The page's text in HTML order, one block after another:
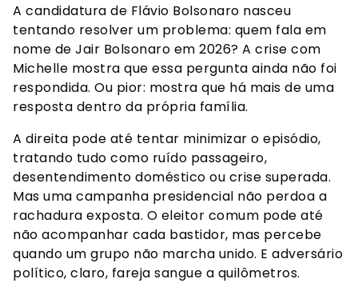
A candidatura de Flávio Bolsonaro nasceu
tentando resolver um problema: quem fala em
nome de Jair Bolsonaro em 2026? A crise com
Michelle mostra que essa pergunta ainda não foi
respondida. Ou pior: mostra que há mais de uma
resposta dentro da própria família.
A direita pode até tentar minimizar o episódio,
tratando tudo como ruído passageiro,
desentendimento doméstico ou crise superada.
Mas uma campanha presidencial não perdoa a
rachadura exposta. O eleitor comum pode até
não acompanhar cada bastidor, mas percebe
quando um grupo não marcha unido. E adversário
político, claro, fareja sangue a quilômetros.